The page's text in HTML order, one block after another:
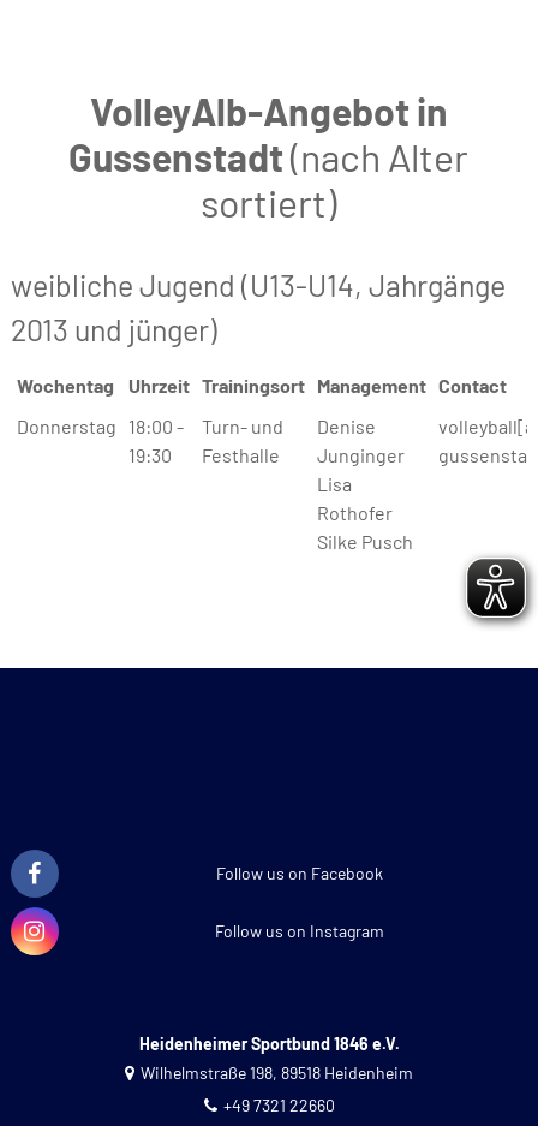
VolleyAlb-Angebot in
Gussenstadt(nach Alter
sortiert)
weibliche Jugend (U13-U14, Jahrgänge
2013 und jünger)
Wochentag Uhrzeit Trainingsort Management Contact
Wochentag
Uhrzeit Trainingsort Management Contact
Donnerstag
18:00 -
19:30
Turn- und
Festhalle
Denise
Junginger
Lisa
Rothofer
Silke Pusch
Follow us on Facebook
Follow us on Instagram
Heidenheimer Sportbund 1846 e.V.
Wilhelmstraße 198, 89518 Heidenheim
+49 7321 22660